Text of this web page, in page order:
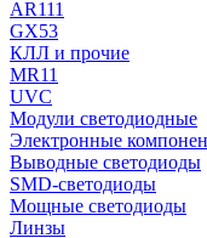
AR111
GX53
КЛЛ и прочие
MR11
UVC
Модули светодиодные
Электронные
Выводные светодиоды
SMD-светодиоды
Мощные светодиоды
Линзы